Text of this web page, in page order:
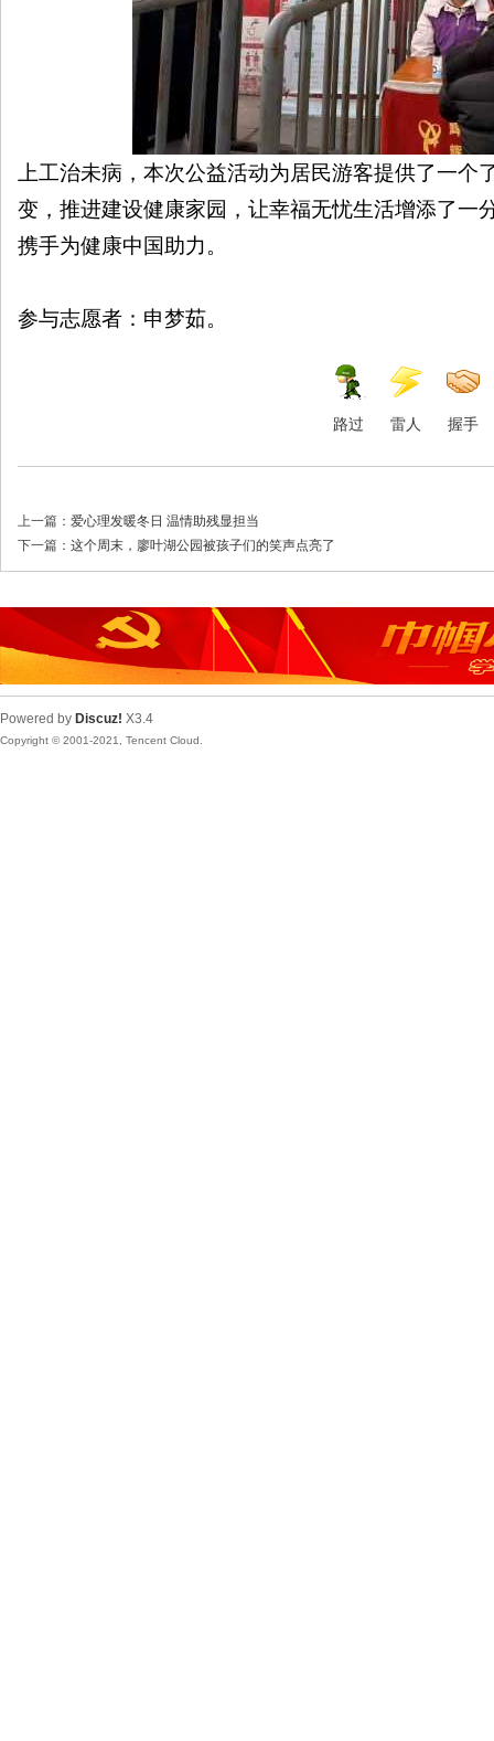
上工治未病，本次公益活动为居民游客提供了一
变，推进建设健康家园，让幸福无忧生活增添了一
携手为健康中国助力。
参与志愿者：申梦茹。
路过 雷人 握手
上一篇： 爱心理发暖冬日 温情助残显担当
下一篇： 这个周末，廖叶湖公园被孩子们的笑声点亮了
Powered by Discuz! X3.4
Copyright © 2001-2021, Tencent Cloud.